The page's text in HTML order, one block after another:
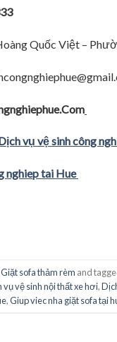
Quốc Việt –
vụ vệ sinh công
nghiep tai Hue
Giặt sofa thảm rèm and
vụ vệ sinh nội thất xe hơi,
,Giup viec nha giặt sofa tại